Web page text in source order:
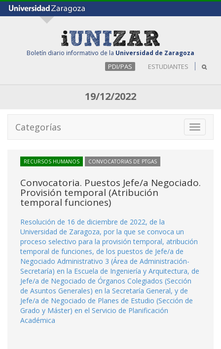
Boletín diario informativo de la Universidad de Zaragoza
PDI/PAS ESTUDIANTES
19/12/2022
Toggle
Categorías
RECURSOS HUMANOS CONVOCATORIAS DE PTGAS
Convocatoria. Puestos Jefe/a Negociado.
Provisión temporal (Atribución
temporal funciones)
Resolución de 16 de diciembre de 2022, de la
Universidad de Zaragoza, por la que se convoca un
proceso selectivo para la provisión temporal, atribución
temporal de funciones, de los puestos de Jefe/a de
Negociado Administrativo 3 (Área de Administración-
Secretaría) en la Escuela de Ingeniería y Arquitectura, de
Jefe/a de Negociado de Órganos Colegiados (Sección
de Asuntos Generales) en la Secretaría General, y de
Jefe/a de Negociado de Planes de Estudio (Sección de
Grado y Máster) en el Servicio de Planificación
Académica